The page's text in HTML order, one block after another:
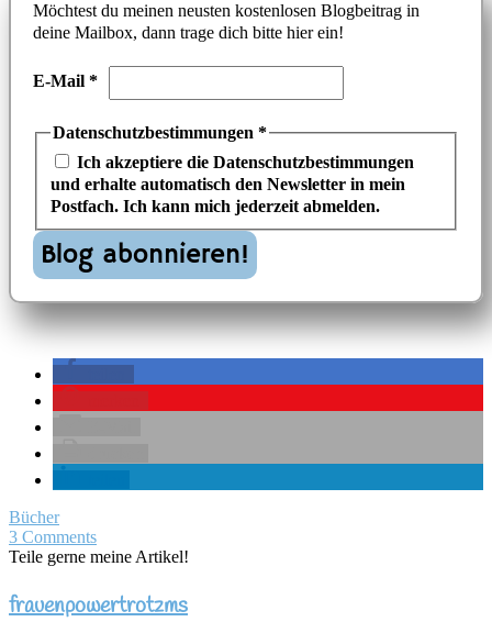
Möchtest du meinen neusten kostenlosen Blogbeitrag in
deine Mailbox, dann trage dich bitte hier ein!
E-Mail *
Datenschutzbestimmungen *
Ich akzeptiere die Datenschutzbestimmungen
und erhalte automatisch den Newsletter in mein
Postfach. Ich kann mich jederzeit abmelden.
Bücher
3 Comments
Teile gerne meine Artikel!
frauenpowertrotzms